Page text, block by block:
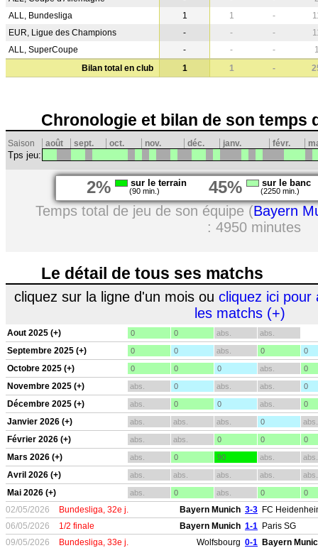
ALL, Bundesliga
1 1 -
EUR, Ligue des Champions
- - -
ALL, SuperCoupe
- - -
Bilan total en club
1 1 -
Chronologie et bilan de son temps
Saison août sept. oct. nov. déc. janv. févr.
Tps jeu:
2% sur le terrain
(90 min.) 45% sur le banc
(2250 min.)
Temps total de jeu de son équipe (Bayern
: 4950 minutes
Le détail de tous ses matchs
cliquez sur la ligne d'un mois ou cliquez ici pour
les matchs (+)
Aout 2025 (+) 0 0 abs. abs.
Septembre 2025 (+) 0 0 abs. 0 0
Octobre 2025 (+) 0 0 0 abs. 0
Novembre 2025 (+) abs. 0 abs. abs. 0
Décembre 2025 (+) abs. 0 0 abs. 0
Janvier 2026 (+) abs. abs. abs. 0 abs.
Février 2026 (+) abs. abs. 0 0 0
Mars 2026 (+) abs. 0 90 abs. abs.
Avril 2026 (+) abs. abs. abs. abs. abs.
Mai 2026 (+) abs. 0 abs. 0 0
02/05/2026 Bundesliga, 32e j. Bayern Munich 3-3 FC
06/05/2026
1/2 finale Bayern Munich 1-1 Paris SG
09/05/2026
Bundesliga, 33e j. Wolfsbourg 0-1 Bayern